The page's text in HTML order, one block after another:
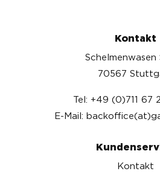
Kontakt
Schelmenwasen
70567
Tel: +49 (0)711 67
E-Mail:
Kontakt